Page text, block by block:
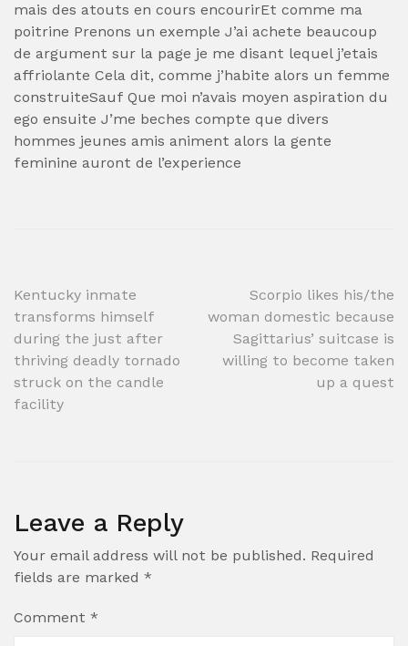
mais des atouts en cours encourirEt comme ma
poitrine Prenons un exemple J’ai achete beaucoup
de argument sur la page je me disant lequel j’etais
affriolante Cela dit, comme j’habite alors un femme
construiteSauf Que moi n’avais moyen aspiration du
ego ensuite J’me beches compte que divers
hommes jeunes amis animent alors la gente
feminine auront de l’experience
Post
navigation
Kentucky inmate
transforms himself
during the just after
thriving deadly tornado
struck on the candle
facility
Scorpio likes his/the
woman domestic because
Sagittarius’ suitcase is
willing to become taken
up a quest
Leave a Reply
Your email address will not be published. Required
fields are marked *
Comment *